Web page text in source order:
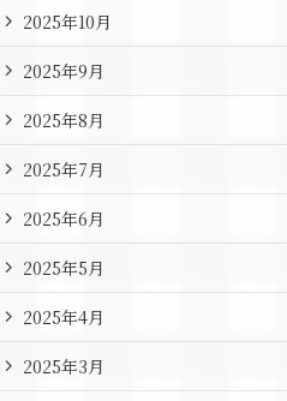
2025年10月
2025年9月
2025年8月
2025年7月
2025年6月
2025年5月
2025年4月
2025年3月